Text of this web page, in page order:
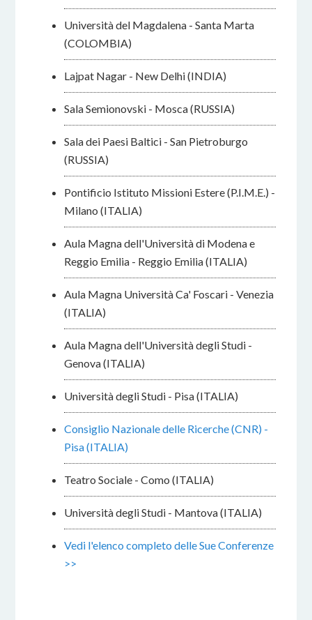
Università del Magdalena - Santa Marta
(COLOMBIA)
Lajpat Nagar - New Delhi (INDIA)
Sala Semionovski - Mosca (RUSSIA)
Sala dei Paesi Baltici - San Pietroburgo
(RUSSIA)
Pontificio Istituto Missioni Estere (P.I.M.E.) -
Milano (ITALIA)
Aula Magna dell'Università di Modena e
Reggio Emilia - Reggio Emilia (ITALIA)
Aula Magna Università Ca' Foscari - Venezia
(ITALIA)
Aula Magna dell'Università degli Studi -
Genova (ITALIA)
Università degli Studi - Pisa (ITALIA)
Consiglio Nazionale delle Ricerche (CNR) -
Pisa (ITALIA)
Teatro Sociale - Como (ITALIA)
Università degli Studi - Mantova (ITALIA)
Vedi l'elenco completo delle Sue Conferenze
>>